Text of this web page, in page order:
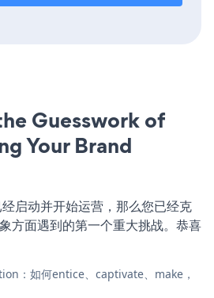
Guesswork of
Your Brand
启动并开始运营，那么您已经克
方面遇到的第一个重大挑战。恭喜
：如何entice、captivate、make，